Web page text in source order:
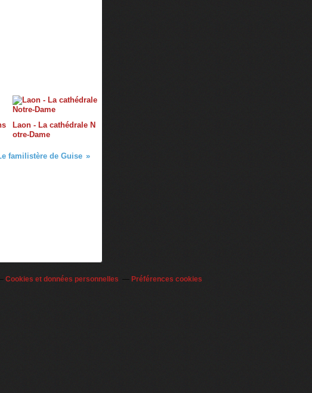
Laon - La cathédrale N
otre-Dame
familistère de Guise
Cookies et données personnelles Préférences cookies